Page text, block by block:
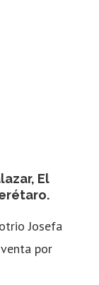
El
Josefa
por